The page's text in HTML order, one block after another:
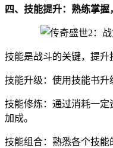
四、技能提升：熟练掌握
技能是战斗的关键，提升
技能升级：使用技能书升
技能修炼：通过消耗一
加成。
技能组合：熟悉各个技